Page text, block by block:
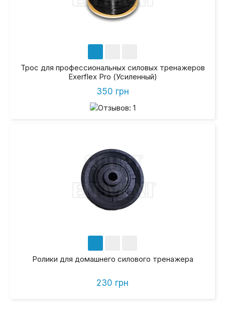
Трос для профессиональных силовых тренажеров
Exerflex Pro (Усиленный)
350 грн
Ролики для домашнего силового тренажера
230 грн